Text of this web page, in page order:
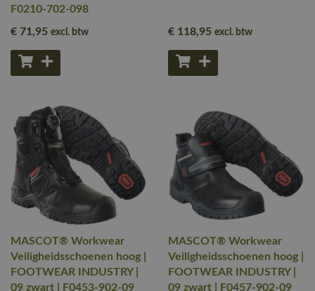
F0210-702-098
€ 71,95 excl. btw € 118,95 excl. btw
MASCOT® Workwear
Veiligheidsschoenen hoog |
FOOTWEAR INDUSTRY |
09 zwart | F0453-902-09
MASCOT® Workwear
Veiligheidsschoenen hoog |
FOOTWEAR INDUSTRY |
09 zwart | F0457-902-09